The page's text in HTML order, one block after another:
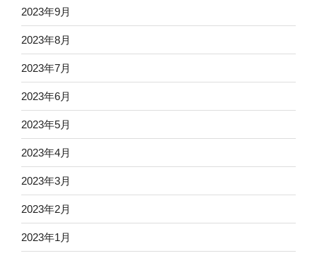
2023年9月
2023年8月
2023年7月
2023年6月
2023年5月
2023年4月
2023年3月
2023年2月
2023年1月